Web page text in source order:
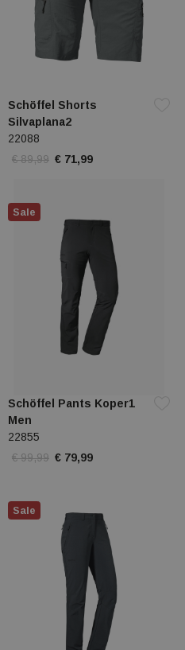
Schöffel Shorts
Silvaplana2
22088
€ 89,99 € 71,99
Schöffel Pants Koper1
Men
22855
€ 99,99 € 79,99
Sale
Sale